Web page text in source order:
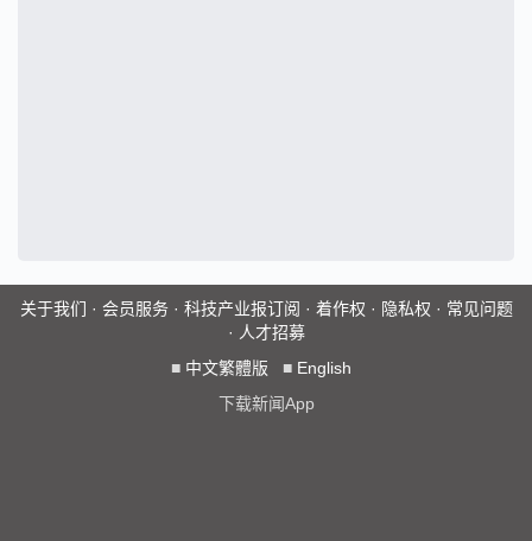
关于我们 · 会员服务· 科技产业报订阅 · 着作权 · 隐私权 · 常见问题
· 人才招募
■ 中文繁體版 ■ English
下载新闻App